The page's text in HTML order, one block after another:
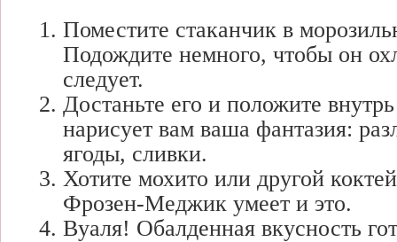
Поместите стаканчик в
Подождите немного, чтобы он
следует.
Достаньте его и положите
нарисует вам ваша фантазия:
ягоды, сливки.
Хотите мохито или другой
Фрозен-Меджик умеет и это.
Вуаля! Обалденная вкусность